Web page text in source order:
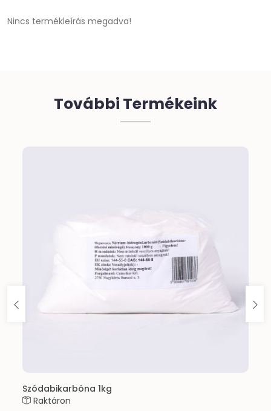
Nincs termékleírás megadva!
További Termékeink
Szódabikarbóna 1kg
Raktáron